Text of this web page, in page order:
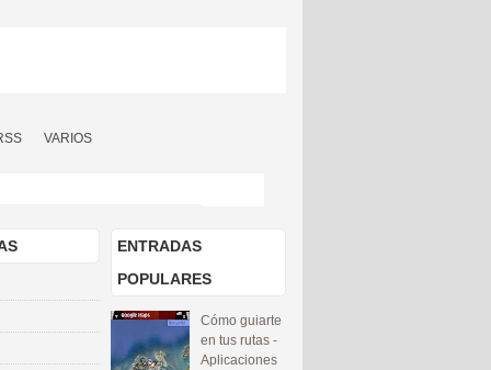
VARIOS
ENTRADAS
POPULARES
Cómo guiarte
en tus rutas -
Aplicaciones